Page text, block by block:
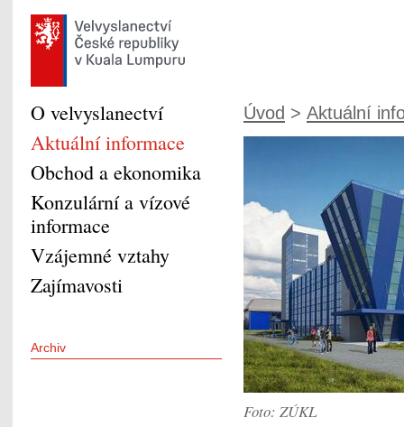
Úvod > Aktuální
Foto: ZÚKL
O velvyslanectví
Aktuální informace
Obchod a ekonomika
Konzulární a vízové
informace
Vzájemné vztahy
Zajímavosti
Archiv